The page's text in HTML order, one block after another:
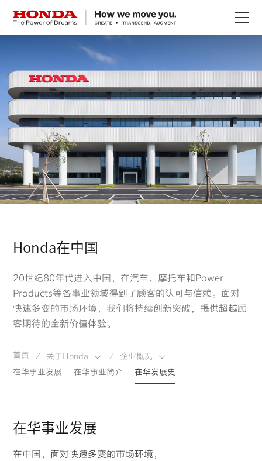
Honda纯电
全领域产品
技术创新
赛事运动
Honda在中国
20世纪80年代进入中国，在汽车、摩托车和Power
Products等各事业领域得到了顾客的认可与信赖。面对
快速多变的市场环境，我们将持续创新突破，提供超越顾
客期待的全新价值体验。
首页 / 关于Honda /
企业概况
在华事业发展
在华事业简介 在华发展史
在华事业发展
在中国，面对快速多变的市场环境，